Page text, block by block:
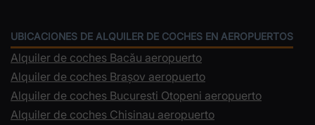
UBICACIONES DE ALQUILER DE COCHES EN AEROPUERTOS
Alquiler de coches Bacău aeropuerto
Alquiler de coches Brașov aeropuerto
Alquiler de coches Bucuresti Otopeni aeropuerto
Alquiler de coches Chisinau aeropuerto